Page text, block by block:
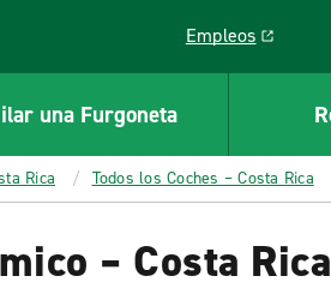
Empleos
Link opens in a
una Furgoneta
Rica Todos los Coches – Costa Rica
– Costa Rica